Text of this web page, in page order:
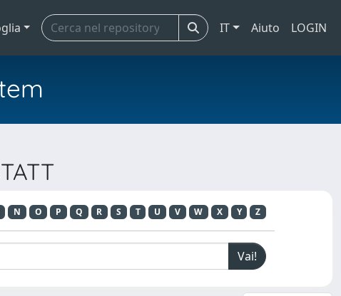
IT Aiuto LOGIN
N O P Q R S T U V W X Y Z